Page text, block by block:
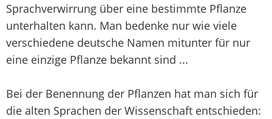
Sprachverwirrung über eine bestimmte Pflanze
unterhalten kann. Man bedenke nur wie viele
verschiedene deutsche Namen mitunter für nur
eine einzige Pflanze bekannt sind ...
Bei der Benennung der Pflanzen hat man sich für
die alten Sprachen der Wissenschaft entschieden: